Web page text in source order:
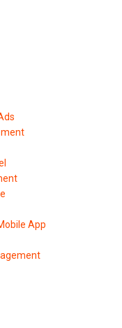
App